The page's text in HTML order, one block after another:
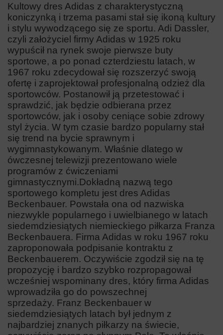
Kultowy dres Adidas z charakterystyczną
koniczynką i trzema pasami stał się ikoną kultury
i stylu wywodzącego się ze sportu. Adi Dassler,
czyli założyciel firmy Adidas w 1925 roku
wypuścił na rynek swoje pierwsze buty
sportowe, a po ponad czterdziestu latach, w
1967 roku zdecydował się rozszerzyć swoją
ofertę i zaprojektował profesjonalną odzież dla
sportowców. Postanowił ją przetestować i
sprawdzić, jak będzie odbierana przez
sportowców, jak i osoby ceniące sobie zdrowy
styl życia. W tym czasie bardzo popularny stał
się trend na bycie sprawnym i
wygimnastykowanym. Właśnie dlatego w
ówczesnej telewizji prezentowano wiele
programów z ćwiczeniami
gimnastycznymi.Dokładną nazwą tego
sportowego kompletu jest dres Adidas
Beckenbauer. Powstała ona od nazwiska
niezwykle popularnego i uwielbianego w latach
siedemdziesiątych niemieckiego piłkarza Franza
Beckenbauera. Firma Adidas w roku 1967 roku
zaproponowała podpisanie kontraktu z
Beckenbauerem. Oczywiście zgodził się na tę
propozycję i bardzo szybko rozpropagował
wcześniej wspominany dres, który firma Adidas
wprowadziła go do powszechnej
sprzedaży. Franz Beckenbauer w
siedemdziesiątych latach był jednym z
najbardziej znanych piłkarzy na świecie,